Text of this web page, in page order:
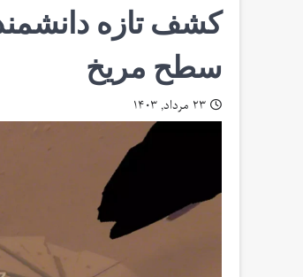
کشف تازه
سطح مریخ
۲۳ مرداد, ۱۴۰۳